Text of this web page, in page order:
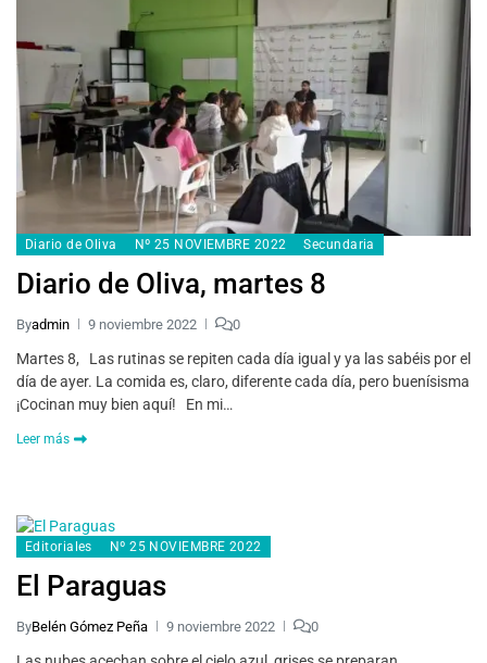
Diario de Oliva Nº 25 NOVIEMBRE 2022 Secundaria
Diario de Oliva, martes 8
Byadmin 9 noviembre 2022 0
Martes 8, Las rutinas se repiten cada día igual y ya las sabéis por el
día de ayer. La comida es, claro, diferente cada día, pero buenísisma
¡Cocinan muy bien aquí! En mi…
Leer más
Editoriales Nº 25 NOVIEMBRE 2022
El Paraguas
ByBelén Gómez Peña 9 noviembre 2022 0